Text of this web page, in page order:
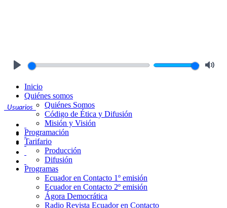
Usuarios
Inicio
Quiénes somos
Quiénes Somos
Código de Ética y Difusión
Misión y Visión
Programación
Tarifario
Producción
Difusión
Programas
Ecuador en Contacto 1º emisión
Ecuador en Contacto 2º emisión
Ágora Democrática
Radio Revista Ecuador en Contacto